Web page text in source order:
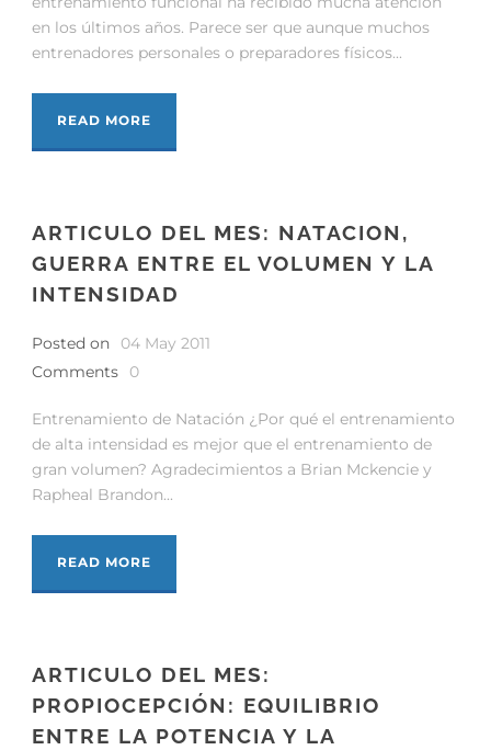
en los últimos años. Parece ser que aunque muchos
entrenadores personales o preparadores físicos...
READ MORE
ARTICULO DEL MES: NATACION,
GUERRA ENTRE EL VOLUMEN Y LA
INTENSIDAD
Posted on
04 May 2011
Comments
0
Entrenamiento de Natación ¿Por qué el entrenamiento
de alta intensidad es mejor que el entrenamiento de
gran volumen? Agradecimientos a Brian Mckencie y
Rapheal Brandon...
READ MORE
ARTICULO DEL MES:
PROPIOCEPCIÓN: EQUILIBRIO
ENTRE LA POTENCIA Y LA